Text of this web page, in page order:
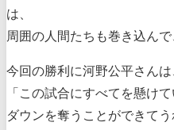
は、
周囲の人間たちも巻き込んで
今回の勝利に河野公平さんは
「この試合にすべてを懸け
ダウンを奪うことができてう